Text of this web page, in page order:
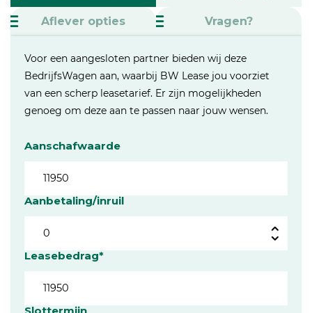
Aflever opties Vragen?
Voor een aangesloten partner bieden wij deze
BedrijfsWagen aan, waarbij BW Lease jou voorziet
van een scherp leasetarief. Er zijn mogelijkheden
genoeg om deze aan te passen naar jouw wensen.
Aanschafwaarde
Aanbetaling/inruil
Leasebedrag*